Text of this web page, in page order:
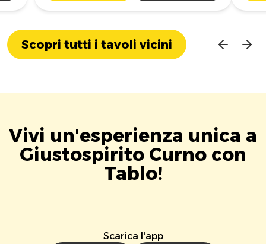
Scopri tutti i tavoli vicini
Vivi un'esperienza unica a
Giustospirito Curno con
Tablo!
Scarica l'app